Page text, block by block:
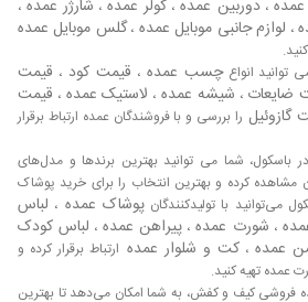
رقابتی است. رزین‌های اپوکسی
بالایی هستند و برای مصارف رنگ
و خطوط تولید، رنگ‌های دکوراتیو و
دارند. رزین‌های اپوکسی بیشتر در
می‌شوند. رزین‌های پلی یورتان برای
تولید رنگ های اپوکسی و پلی یورتان
انبوه استفاده می شود. به طور کلی
بازار خوب فروش در تهران هستند و
تهیه محصولات و مصارف خانگی در
،دوربین عمده ، کولر عمده ، شارژر عمده ،
، لوازم جانبی موبایل عمده ،گلس موبایل عمده
توانید انواعچسب عمده، قیمت کود، قیمت
ضایعات، شیشه عمده ، لاستیک عمده، قیمت
گازوئیل را بررسی و با فروشندگان عمده ارتباط برقرار
شما می توانید بهترین برندها و مدل‌های
مشاهده کرده و بهترین انتخاب را برای خرید پوشاک
می‌توانید با تولیدکنندگانپوشاک عمده ، لباس
، شورت عمده ، پیراهن عمده ، لباس کودک
عمده ،کت و شلوار عمده ارتباط برقرار کرده و
عمده تهیه کنید.
فروشی کیف و کفش، به شما امکان می‌دهد تا بهترین